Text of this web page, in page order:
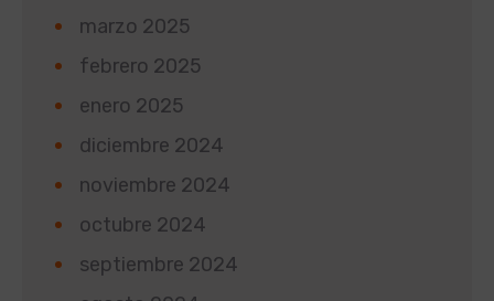
marzo 2025
febrero 2025
enero 2025
diciembre 2024
noviembre 2024
octubre 2024
septiembre 2024